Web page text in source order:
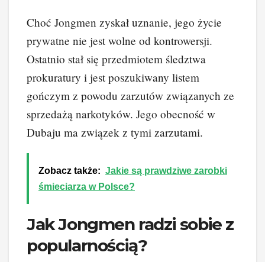
Choć Jongmen zyskał uznanie, jego życie
prywatne nie jest wolne od kontrowersji.
Ostatnio stał się przedmiotem śledztwa
prokuratury i jest poszukiwany listem
gończym z powodu zarzutów związanych ze
sprzedażą narkotyków. Jego obecność w
Dubaju ma związek z tymi zarzutami.
Zobacz także: Jakie są prawdziwe zarobki
śmieciarza w Polsce?
Jak Jongmen radzi sobie z
popularnością?